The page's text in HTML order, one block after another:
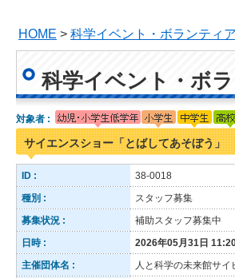
HOME > 科学イベント・ボランティ
科学イベント・ボ
対象者 :
サイエンスショー「とばしてあそぼう」
ID :
38-0018
種別 :
スタッフ募集
募集状況 :
補助スタッフ募集中
日時 :
2026年05月31日
主催団体名 :
人と科学の未来館サイ